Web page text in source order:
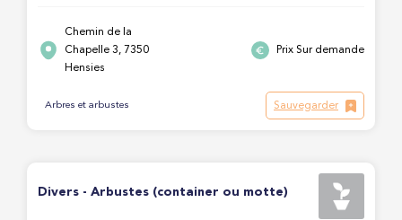
Chemin de la
Chapelle 3, 7350
Hensies
Prix Sur demande
Arbres et arbustes Sauvegarder
Divers - Arbustes (container ou motte)